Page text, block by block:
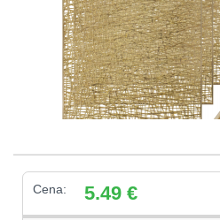
Cena: 5.49 €